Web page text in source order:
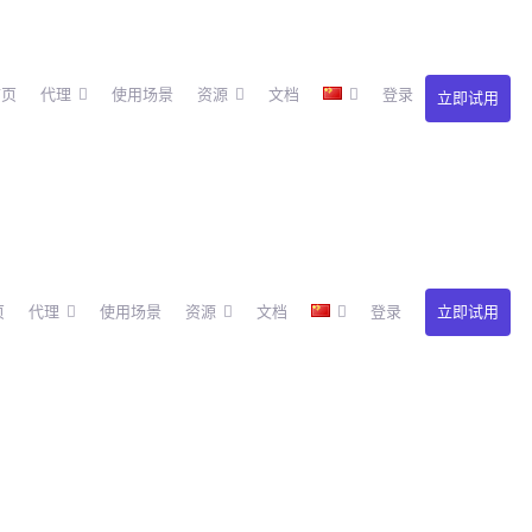
代理 使用场景 资源 文档 登录 立即试用
代理 使用场景 资源 文档 登录 立即试用